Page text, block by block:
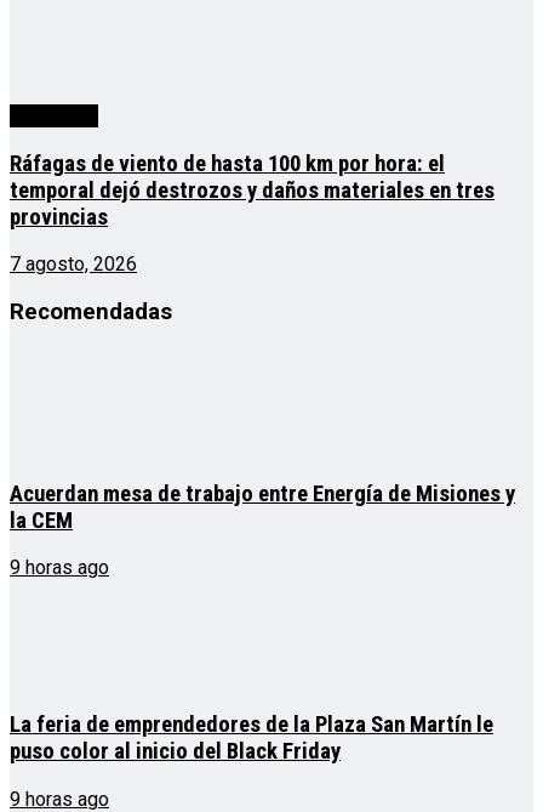
Ráfagas de viento de hasta 100 km por hora: el
temporal dejó destrozos y daños materiales en tres
provincias
7 agosto, 2026
Recomendadas
Acuerdan mesa de trabajo entre Energía de Misiones y
la CEM
9 horas ago
La feria de emprendedores de la Plaza San Martín le
puso color al inicio del Black Friday
9 horas ago